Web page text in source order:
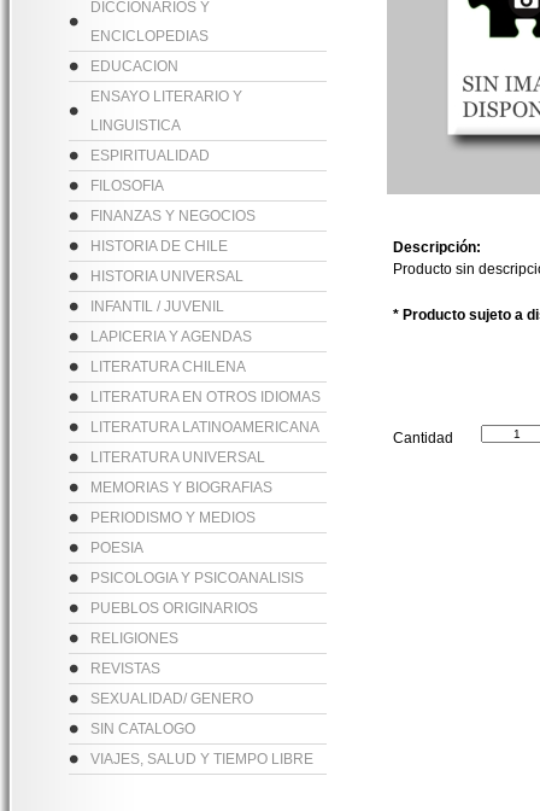
DICCIONARIOS Y
ENCICLOPEDIAS
EDUCACION
ENSAYO LITERARIO Y
LINGUISTICA
ESPIRITUALIDAD
FILOSOFIA
FINANZAS Y NEGOCIOS
HISTORIA DE CHILE
HISTORIA UNIVERSAL
INFANTIL / JUVENIL
LAPICERIA Y AGENDAS
LITERATURA CHILENA
LITERATURA EN OTROS IDIOMAS
LITERATURA LATINOAMERICANA
LITERATURA UNIVERSAL
MEMORIAS Y BIOGRAFIAS
PERIODISMO Y MEDIOS
POESIA
PSICOLOGIA Y PSICOANALISIS
PUEBLOS ORIGINARIOS
RELIGIONES
REVISTAS
SEXUALIDAD/ GENERO
SIN CATALOGO
VIAJES, SALUD Y TIEMPO LIBRE
Descripción:
Producto sin
* Producto sujeto a
Cantidad